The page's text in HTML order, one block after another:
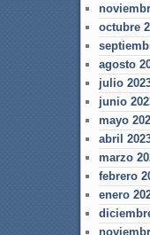
octubre
agosto
julio
junio
mayo
abril
marzo
febrero
enero